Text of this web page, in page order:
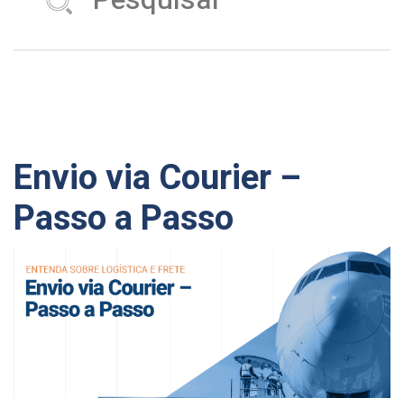
Envio via Courier –
Passo a Passo